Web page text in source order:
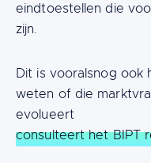
eindtoestellen die
zijn.
Dit is vooralsnog ook
weten of die
evolueert
consulteert het BIPT